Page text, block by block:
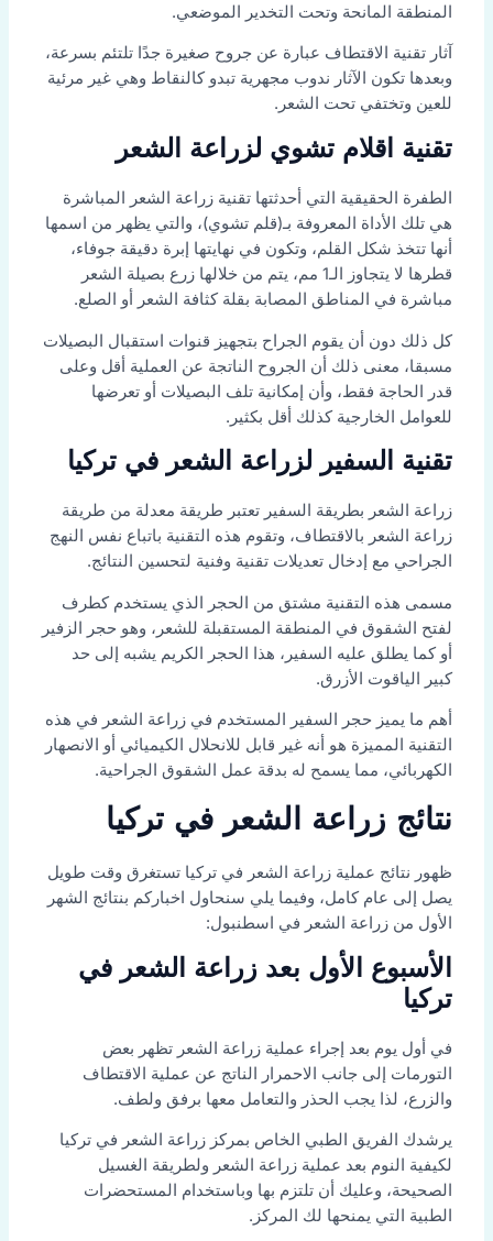
المنطقة المانحة وتحت التخدير الموضعي.
آثار تقنية الاقتطاف عبارة عن جروح صغيرة جدًا تلتئم بسرعة،
وبعدها تكون الآثار ندوب مجهرية تبدو كالنقاط وهي غير مرئية
للعين وتختفي تحت الشعر.
تقنية اقلام تشوي لزراعة الشعر
الطفرة الحقيقية التي أحدثتها تقنية زراعة الشعر المباشرة
هي تلك الأداة المعروفة بـ(قلم تشوي)، والتي يظهر من اسمها
أنها تتخذ شكل القلم، وتكون في نهايتها إبرة دقيقة جوفاء،
قطرها لا يتجاوز الـ1 مم، يتم من خلالها زرع بصيلة الشعر
مباشرة في المناطق المصابة بقلة كثافة الشعر أو الصلع.
كل ذلك دون أن يقوم الجراح بتجهيز قنوات استقبال البصيلات
مسبقا، معنى ذلك أن الجروح الناتجة عن العملية أقل وعلى
قدر الحاجة فقط، وأن إمكانية تلف البصيلات أو تعرضها
للعوامل الخارجية كذلك أقل بكثير.
تقنية السفير لزراعة الشعر في تركيا
زراعة الشعر بطريقة السفير تعتبر طريقة معدلة من طريقة
زراعة الشعر بالاقتطاف، وتقوم هذه التقنية باتباع نفس النهج
الجراحي مع إدخال تعديلات تقنية وفنية لتحسين النتائج.
مسمى هذه التقنية مشتق من الحجر الذي يستخدم كطرف
لفتح الشقوق في المنطقة المستقبلة للشعر، وهو حجر الزفير
أو كما يطلق عليه السفير، هذا الحجر الكريم يشبه إلى حد
كبير الياقوت الأزرق.
أهم ما يميز حجر السفير المستخدم في زراعة الشعر في هذه
التقنية المميزة هو أنه غير قابل للانحلال الكيميائي أو الانصهار
الكهربائي، مما يسمح له بدقة عمل الشقوق الجراحية.
نتائج زراعة الشعر في تركيا
ظهور نتائج عملية زراعة الشعر في تركيا تستغرق وقت طويل
يصل إلى عام كامل، وفيما يلي سنحاول اخباركم بنتائج الشهر
الأول من زراعة الشعر في اسطنبول:
الأسبوع الأول بعد زراعة الشعر في
تركيا
في أول يوم بعد إجراء عملية زراعة الشعر تظهر بعض
التورمات إلى جانب الاحمرار الناتج عن عملية الاقتطاف
والزرع، لذا يجب الحذر والتعامل معها برفق ولطف.
يرشدك الفريق الطبي الخاص بمركز زراعة الشعر في تركيا
لكيفية النوم بعد عملية زراعة الشعر ولطريقة الغسيل
الصحيحة، وعليك أن تلتزم بها وباستخدام المستحضرات
الطبية التي يمنحها لك المركز.